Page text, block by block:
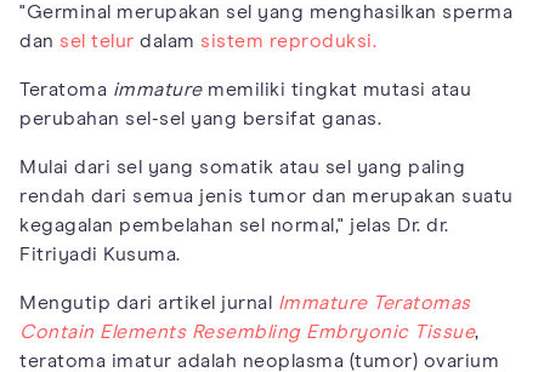
"Germinal merupakan sel yang menghasilkan sperma
dan sel telur dalam sistem reproduksi.
Teratoma immaturememiliki tingkat mutasi atau
perubahan sel-sel yang bersifat ganas.
Mulai dari sel yang somatik atau sel yang paling
rendah dari semua jenis tumor dan merupakan suatu
kegagalan pembelahan sel normal," jelas Dr. dr.
Fitriyadi Kusuma.
Mengutip dari artikel jurnal Immature Teratomas
Contain Elements Resembling Embryonic Tissue,
teratoma imatur adalah neoplasma (tumor) ovarium